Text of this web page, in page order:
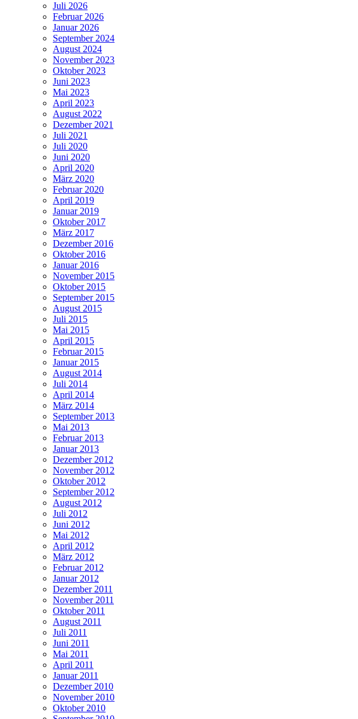
Juli 2026
Februar 2026
Januar 2026
September 2024
August 2024
November 2023
Oktober 2023
Juni 2023
Mai 2023
April 2023
August 2022
Dezember 2021
Juli 2021
Juli 2020
Juni 2020
April 2020
März 2020
Februar 2020
April 2019
Januar 2019
Oktober 2017
März 2017
Dezember 2016
Oktober 2016
Januar 2016
November 2015
Oktober 2015
September 2015
August 2015
Juli 2015
Mai 2015
April 2015
Februar 2015
Januar 2015
August 2014
Juli 2014
April 2014
März 2014
September 2013
Mai 2013
Februar 2013
Januar 2013
Dezember 2012
November 2012
Oktober 2012
September 2012
August 2012
Juli 2012
Juni 2012
Mai 2012
April 2012
März 2012
Februar 2012
Januar 2012
Dezember 2011
November 2011
Oktober 2011
August 2011
Juli 2011
Juni 2011
Mai 2011
April 2011
Januar 2011
Dezember 2010
November 2010
Oktober 2010